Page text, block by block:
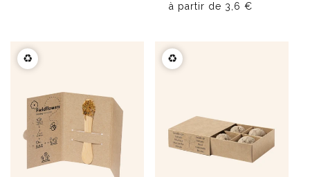
à partir de 3,6 €
♻️ ♻️